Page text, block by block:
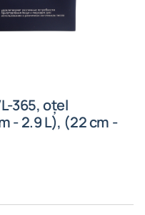
365, oțel
- 2.9 L), (22 cm -